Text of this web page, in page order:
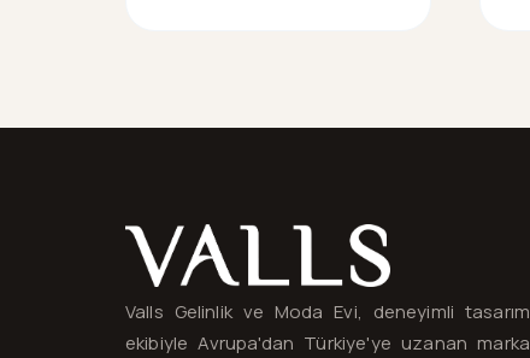
Valls® — site haritası ve iletişim
Valls Gelinlik ve Moda Evi, deneyimli tasarım
ekibiyle Avrupa'dan Türkiye'ye uzanan marka